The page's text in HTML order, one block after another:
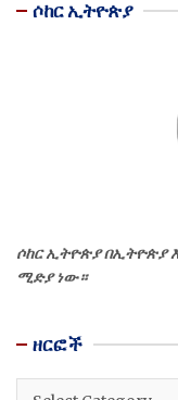
ሶከር ኢትዮጵያ
ሶከር ኢትዮጵያ በኢትዮጵያ
ሚድያ ነው።
ዘርፎች
ዘርፎች